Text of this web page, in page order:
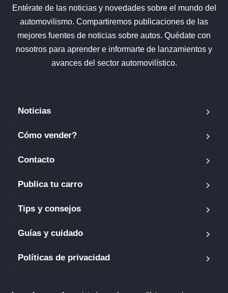
Entérate de las noticias y novedades sobre el mundo del
automovilismo. Compartiremos publicaciones de las
mejores fuentes de noticias sobre autos. Quédate con
nosotros para aprender e informarte de lanzamientos y
avances del sector automovilístico.
Noticias
Cómo vender?
Contacto
Publica tu carro
Tips y consejos
Guías y cuidado
Políticas de privacidad